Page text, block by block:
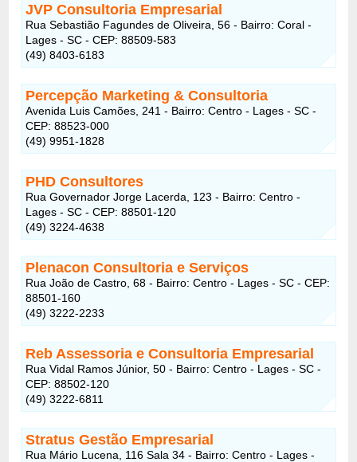
JVP Consultoria Empresarial
Rua Sebastião Fagundes de Oliveira, 56 - Bairro: Coral -
Lages - SC - CEP: 88509-583
(49) 8403-6183
Percepção Marketing & Consultoria
Avenida Luis Camões, 241 - Bairro: Centro - Lages - SC -
CEP: 88523-000
(49) 9951-1828
PHD Consultores
Rua Governador Jorge Lacerda, 123 - Bairro: Centro -
Lages - SC - CEP: 88501-120
(49) 3224-4638
Plenacon Consultoria e Serviços
Rua João de Castro, 68 - Bairro: Centro - Lages - SC - CEP:
88501-160
(49) 3222-2233
Reb Assessoria e Consultoria Empresarial
Rua Vidal Ramos Júnior, 50 - Bairro: Centro - Lages - SC -
CEP: 88502-120
(49) 3222-6811
Stratus Gestão Empresarial
Rua Mário Lucena, 116 Sala 34 - Bairro: Centro - Lages -